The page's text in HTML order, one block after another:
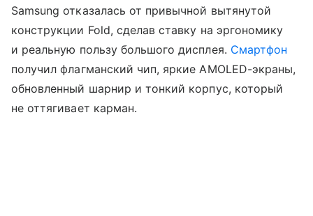
Samsung отказалась от привычной вытянутой
конструкции Fold, сделав ставку на эргономику
и реальную пользу большого дисплея. Смартфон
получил флагманский чип, яркие AMOLED-экраны,
обновленный шарнир и тонкий корпус, который
не оттягивает карман.